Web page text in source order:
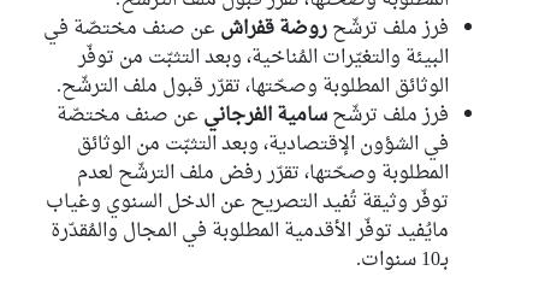
فرز ملف ترشّحروضة قفراش عن صنف مختصّة في
البيئة والتغيّرات المُناخية، وبعد التثبّت من توفّر
الوثائق المطلوبة وصحّتها، تقرّر قبول ملف الترشّح.
فرز ملف ترشّحسامية الفرجاني عن صنف مختصّة
في الشؤون الإقتصادية، وبعد التثبّت من الوثائق
المطلوبة وصحّتها، تقرّر رفض ملف الترشّح لعدم
توفّر وثيقة تُفيد التصريح عن الدخل السنوي وغياب
مايُفيد توفّر الأقدمية المطلوبة في المجال والمُقدّرة
بـ10 سنوات.